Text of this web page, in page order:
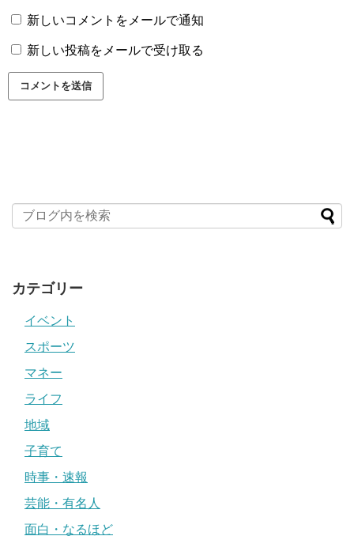
新しいコメントをメールで通知
新しい投稿をメールで受け取る
カテゴリー
イベント
スポーツ
マネー
ライフ
地域
子育て
時事・速報
芸能・有名人
面白・なるほど